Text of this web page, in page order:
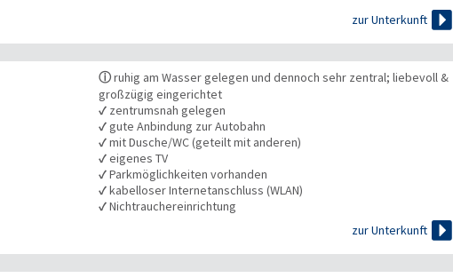
zur Unterkunft 
ⓘruhig am Wasser gelegen und dennoch sehr zentral; liebevoll &
großzügig eingerichtet
✓ zentrumsnah gelegen
✓gute Anbindung zur Autobahn
✓mit Dusche/WC (geteilt mit anderen)
✓eigenes TV
✓Parkmöglichkeiten vorhanden
✓kabelloser Internetanschluss (WLAN)
✓Nichtrauchereinrichtung
zur Unterkunft 